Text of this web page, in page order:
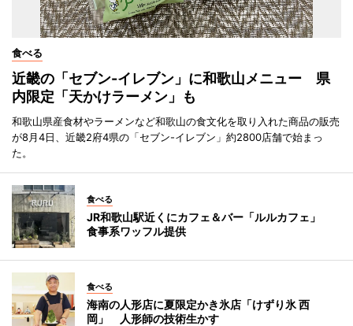
食べる
近畿の「セブン-イレブン」に和歌山メニュー 県
内限定「天かけラーメン」も
和歌山県産食材やラーメンなど和歌山の食文化を取り入れた商品の販売
が8月4日、近畿2府4県の「セブン-イレブン」約2800店舗で始まっ
た。
食べる
JR和歌山駅近くにカフェ＆バー「ルルカフェ」
食事系ワッフル提供
食べる
海南の人形店に夏限定かき氷店「けずり氷 西
岡」 人形師の技術生かす